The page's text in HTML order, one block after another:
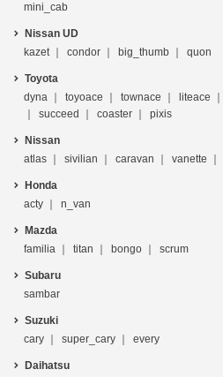
mini_cab
Nissan UD
kazet
condor big_thumb quon
Toyota
dyna
toyoace townace liteace
succeed
coaster pixis
Nissan
atlas
sivilian caravan vanette
Honda
acty
n_van
Mazda
familia
titan bongo scrum
Subaru
sambar
Suzuki
cary
super_cary every
Daihatsu